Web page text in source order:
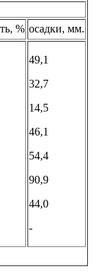
% осадки, мм.
49,1
32,7
14,5
46,1
54,4
90,9
44,0
-